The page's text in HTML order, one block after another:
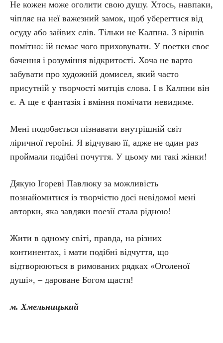
Не кожен може оголити свою душу. Хтось, навпаки,
чіпляє на неї важезний замок, щоб уберегтися від
осуду або зайвих слів. Тільки не Калпна. З віршів
помітно: їй немає чого приховувати. У поетки своє
бачення і розуміння відкритості. Хоча не варто
забувати про художній домисел, який часто
присутній у творчості митців слова. І в Калпни він
є. А ще є фантазія і вміння помічати невидиме.
Мені подобається пізнавати внутрішній світ
ліричної героїні. Я відчуваю її, адже не один раз
проймали подібні почуття. У цьому ми такі жінки!
Дякую Ігореві Павлюку за можливість
познайомитися із творчістю досі невідомої мені
авторки, яка завдяки поезії стала рідною!
Жити в одному світі, правда, на різних
континентах, і мати подібні відчуття, що
відтворюються в римованих рядках «Оголеної
душі», – дароване Богом щастя!
м. Хмельницький